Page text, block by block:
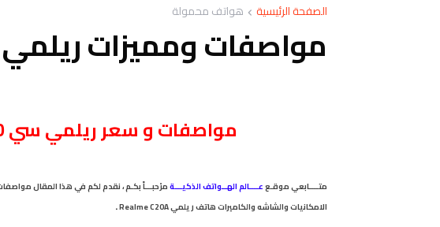
الصفحة الرئيسية هواتف محمولة
مواصفات ومميزات ريلمي Realme C20A
مواصفاتو سعر ريلمي سي 20 اي - realme C20A
متــــابعي موقـععــــالم الهــواتف الذكيـــة
الامكانيات والشاشه والكاميرات هاتف ريلمي Realme C20A
.